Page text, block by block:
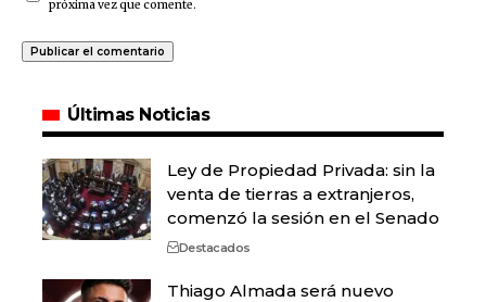
próxima vez que comente.
Últimas Noticias
Ley de Propiedad Privada: sin la
venta de tierras a extranjeros,
comenzó la sesión en el Senado
Destacados
Thiago Almada será nuevo